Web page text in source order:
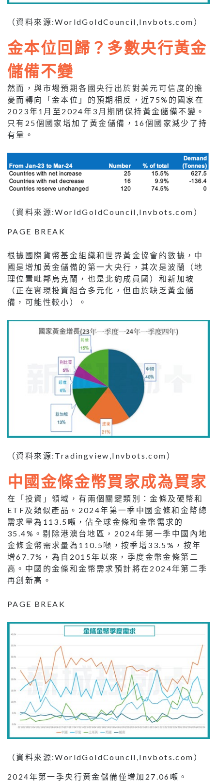
（資料來源:WorldGoldCouncil,Invbots.com）
金本位回歸？多數央行黃金
儲備不變
然而，與市場預期各國央行出於對美元可信度的擔
憂而轉向「金本位」的預期相反，近75%的國家在
2023年1月至2024年3月期間保持黃金儲備不變。
只有25個國家增加了黃金儲備，16個國家減少了持
有量。
（資料來源:WorldGoldCouncil,Invbots.com）
PAGE BREAK
根據國際貨幣基金組織和世界黃金協會的數據，中
國是增加黃金儲備的第一大央行，其次是波蘭（地
理位置毗鄰烏克蘭，也是北約成員國）和新加坡
（正在實現投資組合多元化，但由於缺乏黃金儲
備，可能性較小）。
（資料來源:Tradingview,Invbots.com）
中國金條金幣買家成為買家
在「投資」領域，有兩個關鍵類別：金條及硬幣和
ETF及類似產品。2024年第一季中國金條和金幣總
需求量為113.5噸，佔全球金條和金幣需求的
35.4%。剔除港澳台地區，2024年第一季中國內地
金條金幣需求量為110.5噸，按季增33.5%，按年
增67.7%，為自2015年以來，季度金幣金條第二
高。中國的金條和金幣需求預計將在2024年第二季
再創新高。
PAGE BREAK
（資料來源:WorldGoldCouncil,Invbots.com）
2024年第一季央行黃金儲備僅增加27.06噸。